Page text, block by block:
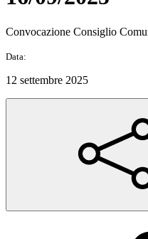
Convocazione Consiglio
Data:
12 settembre 2025